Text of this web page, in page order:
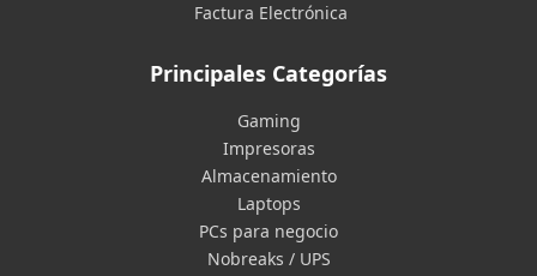
Factura Electrónica
Principales Categorías
Gaming
Impresoras
Almacenamiento
Laptops
PCs para negocio
Nobreaks / UPS